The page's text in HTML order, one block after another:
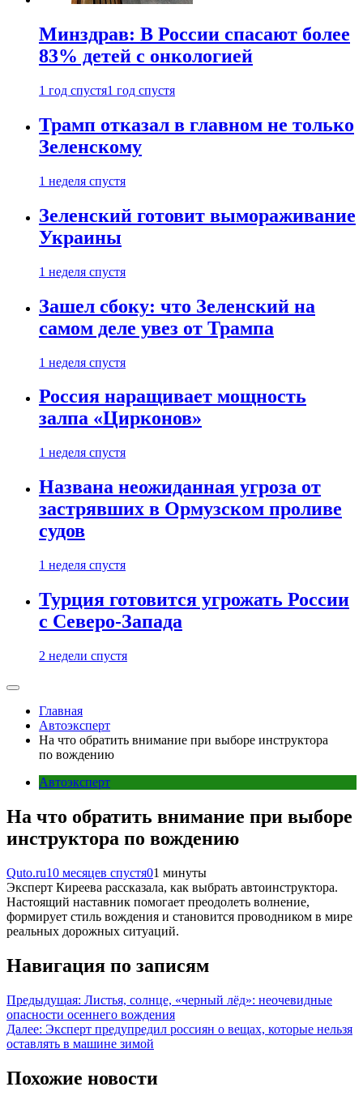
Минздрав: В России спасают более
83% детей с онкологией
1 год спустя1 год спустя
Трамп отказал в главном не только
Зеленскому
1 неделя спустя
Зеленский готовит вымораживание
Украины
1 неделя спустя
Зашел сбоку: что Зеленский на
самом деле увез от Трампа
1 неделя спустя
Россия наращивает мощность
залпа «Цирконов»
1 неделя спустя
Названа неожиданная угроза от
застрявших в Ормузском проливе
судов
1 неделя спустя
Турция готовится угрожать России
с Северо-Запада
2 недели спустя
Главная
Автоэксперт
На что обратить внимание при выборе инструктора
по вождению
Автоэксперт
На что обратить внимание при выборе
инструктора по вождению
Quto.ru10 месяцев спустя01 минуты
Эксперт Киреева рассказала, как выбрать автоинструктора.
Настоящий наставник помогает преодолеть волнение,
формирует стиль вождения и становится проводником в мире
реальных дорожных ситуаций.
Навигация по записям
Предыдущая: Листья, солнце, «черный лёд»: неочевидные
опасности осеннего вождения
Далее: Эксперт предупредил россиян о вещах, которые нельзя
оставлять в машине зимой
Похожие новости